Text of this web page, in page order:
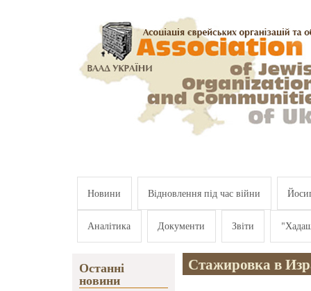
Новини Відновлення під час війни
Аналітика Документи Звіти
Останні
новини
Стажировка в